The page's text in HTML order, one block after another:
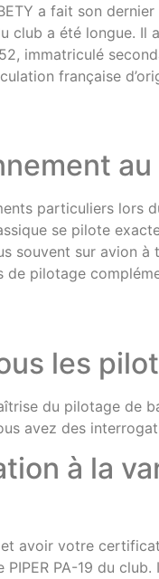
a fait son
a été longue. Il
immatriculé
française
particuliers lors
se pilote
souvent sur avion
de pilotage
les
du pilotage
avez des
à la
avoir votre
PA-19 du